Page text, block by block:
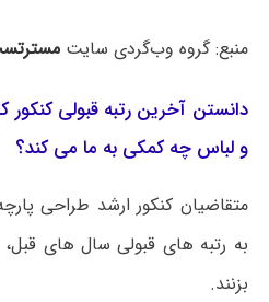
منبع: گروه وب‌گردی سایت
دانستن آخرین رتبه قبولی کنکور
و لباس چه کمکی به ما می کند؟
متقاضیان کنکور ارشد طراحی
به رتبه های قبولی سال های
بزنند.